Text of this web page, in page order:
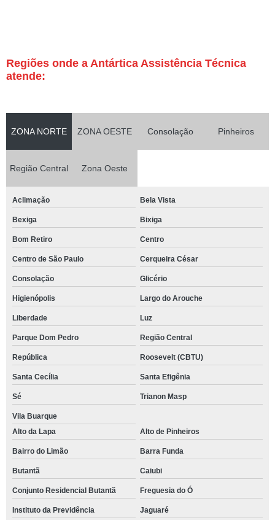
Regiões onde a Antártica Assistência Técnica
atende:
ZONA NORTE ZONA OESTE Consolação Pinheiros
Região Central Zona Oeste
Aclimação Bela Vista
Bexiga Bixiga
Bom Retiro Centro
Centro de São Paulo Cerqueira César
Consolação Glicério
Higienópolis Largo do Arouche
Liberdade Luz
Parque Dom Pedro Região Central
República Roosevelt (CBTU)
Santa Cecília Santa Efigênia
Sé Trianon Masp
Vila Buarque
Alto da Lapa
Alto de Pinheiros
Bairro do Limão Barra Funda
Butantã Caiubi
Conjunto Residencial Butantã Freguesia do Ó
Instituto da Previdência Jaguaré